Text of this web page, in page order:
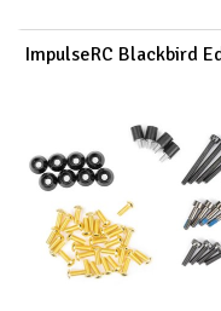
ImpulseRC Blackbird